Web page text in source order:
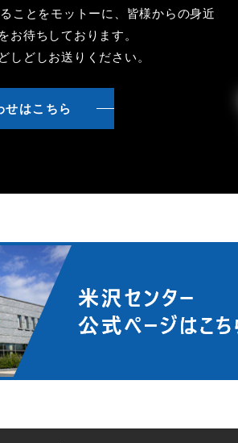
ことをモットーに、皆様からの身近
お待ちしております。
しどしお送りください。
せはこちら